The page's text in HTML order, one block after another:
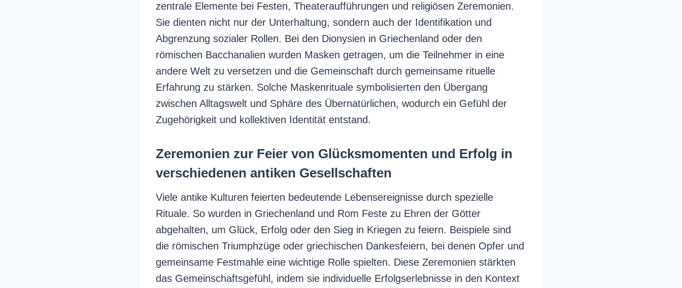
zentrale Elemente bei Festen, Theateraufführungen und religiösen Zeremonien.
Sie dienten nicht nur der Unterhaltung, sondern auch der Identifikation und
Abgrenzung sozialer Rollen. Bei den Dionysien in Griechenland oder den
römischen Bacchanalien wurden Masken getragen, um die Teilnehmer in eine
andere Welt zu versetzen und die Gemeinschaft durch gemeinsame rituelle
Erfahrung zu stärken. Solche Maskenrituale symbolisierten den Übergang
zwischen Alltagswelt und Sphäre des Übernatürlichen, wodurch ein Gefühl der
Zugehörigkeit und kollektiven Identität entstand.
Zeremonien zur Feier von Glücksmomenten und Erfolg in
verschiedenen antiken Gesellschaften
Viele antike Kulturen feierten bedeutende Lebensereignisse durch spezielle
Rituale. So wurden in Griechenland und Rom Feste zu Ehren der Götter
abgehalten, um Glück, Erfolg oder den Sieg in Kriegen zu feiern. Beispiele sind
die römischen Triumphzüge oder griechischen Dankesfeiern, bei denen Opfer und
gemeinsame Festmahle eine wichtige Rolle spielten. Diese Zeremonien stärkten
das Gemeinschaftsgefühl, indem sie individuelle Erfolgserlebnisse in den Kontext